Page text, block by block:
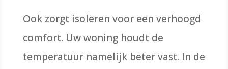
Ook zorgt isoleren voor een verhoogd
comfort. Uw woning houdt de
temperatuur namelijk beter vast. In de